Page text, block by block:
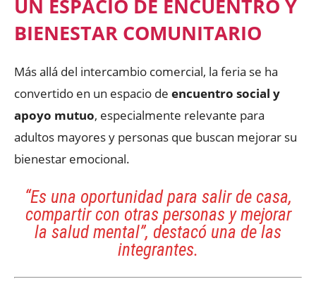
UN ESPACIO DE ENCUENTRO Y
BIENESTAR COMUNITARIO
Más allá del intercambio comercial, la feria se ha
convertido en un espacio de encuentro social y
apoyo mutuo, especialmente relevante para
adultos mayores y personas que buscan mejorar su
bienestar emocional.
“Es una oportunidad para salir de casa,
compartir con otras personas y mejorar
la salud mental”, destacó una de las
integrantes.